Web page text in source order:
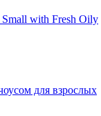
with Fresh Oily
для взрослых